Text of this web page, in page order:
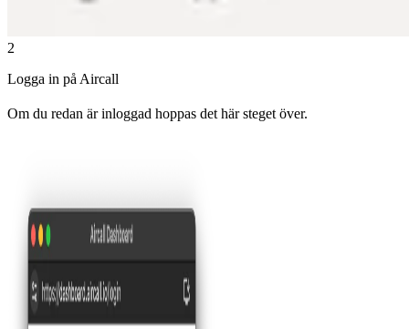
2
Logga in på Aircall
Om du redan är inloggad hoppas det här steget över.